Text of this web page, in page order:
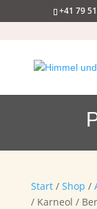
+41 79
Start/ Shop /
/ Karneol /